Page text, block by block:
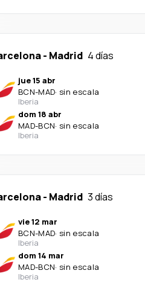
- Madrid 4 días
jue 15 abr
BCN-MAD· sin escala
Iberia
dom 18 abr
MAD-BCN· sin escala
Iberia
- Madrid 3 días
vie 12 mar
BCN-MAD· sin escala
Iberia
dom 14 mar
MAD-BCN· sin escala
Iberia